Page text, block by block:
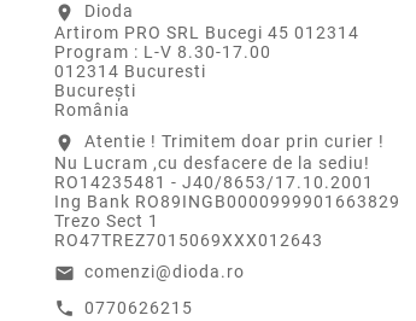
location_on
Dioda
Artirom PRO SRL Bucegi 45 012314
Program : L-V 8.30-17.00
012314 Bucuresti
Bucureşti
România
location_on
Atentie ! Trimitem doar prin curier !
Nu Lucram ,cu desfacere de la sediu!
RO14235481 - J40/8653/17.10.2001
Ing Bank RO89INGB0000999901663829
Trezo Sect 1
RO47TREZ7015069XXX012643
email comenzi@dioda.ro
call 0770626215